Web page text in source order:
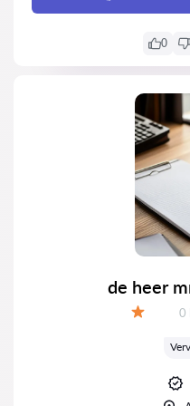
0
de heer
0